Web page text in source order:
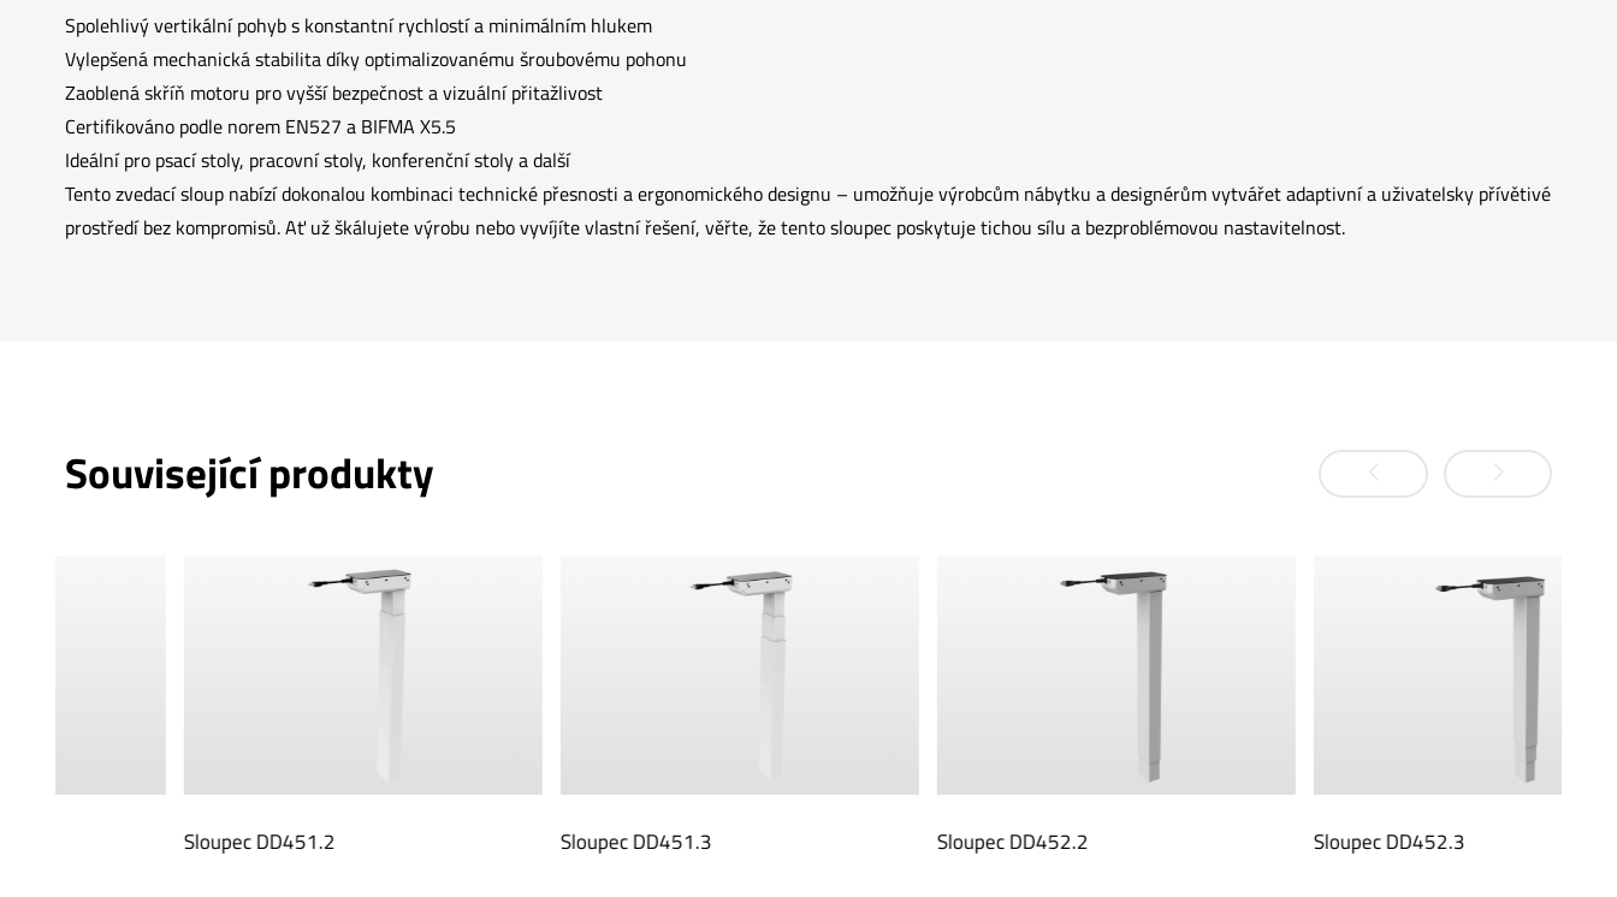
Spolehlivý vertikální pohyb s konstantní rychlostí a minimálním hlukem
Vylepšená mechanická stabilita díky optimalizovanému šroubovému pohonu
Zaoblená skříň motoru pro vyšší bezpečnost a vizuální přitažlivost
Certifikováno podle norem EN527 a BIFMA X5.5
Ideální pro psací stoly, pracovní stoly, konferenční stoly a další
Tento zvedací sloup nabízí dokonalou kombinaci technické přesnosti a ergonomického designu – umožňuje výrobcům nábytku a designérům vytvářet adaptivní a uživatelsky přívětivé
prostředí bez kompromisů. Ať už škálujete výrobu nebo vyvíjíte vlastní řešení, věřte, že tento sloupec poskytuje tichou sílu a bezproblémovou nastavitelnost.
Související produkty
Sloupec DD451.2 Sloupec DD451.3 Sloupec DD452.2 Sloupec DD452.3